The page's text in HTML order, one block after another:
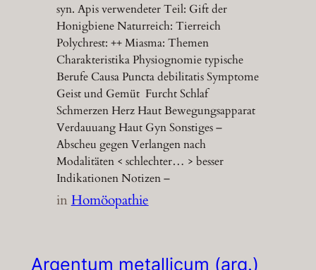
syn. Apis verwendeter Teil: Gift der
Honigbiene Naturreich: Tierreich
Polychrest: ++ Miasma: Themen
Charakteristika Physiognomie typische
Berufe Causa Puncta debilitatis Symptome
Geist und Gemüt Furcht Schlaf
Schmerzen Herz Haut Bewegungsapparat
Verdauuang Haut Gyn Sonstiges –
Abscheu gegen Verlangen nach
Modalitäten < schlechter… > besser
Indikationen Notizen –
inHomöopathie
Argentum metallicum (arg.)